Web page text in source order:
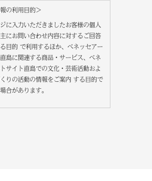
の利用目的＞
に入力いただきましたお客様の個人
にお問い合わせ内容に対するご回答
目的 で利用するほか、ベネッセアー
直島に関連する商品・サービス、ベネ
サイト直島での文化・芸術活動およ
りの活動の情報をご案内 する目的で
合があります。